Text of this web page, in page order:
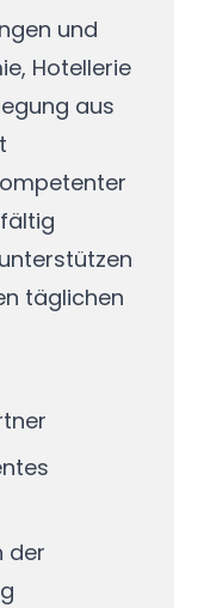
und
Hotellerie
aus
täglichen
der